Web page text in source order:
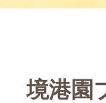
境港園